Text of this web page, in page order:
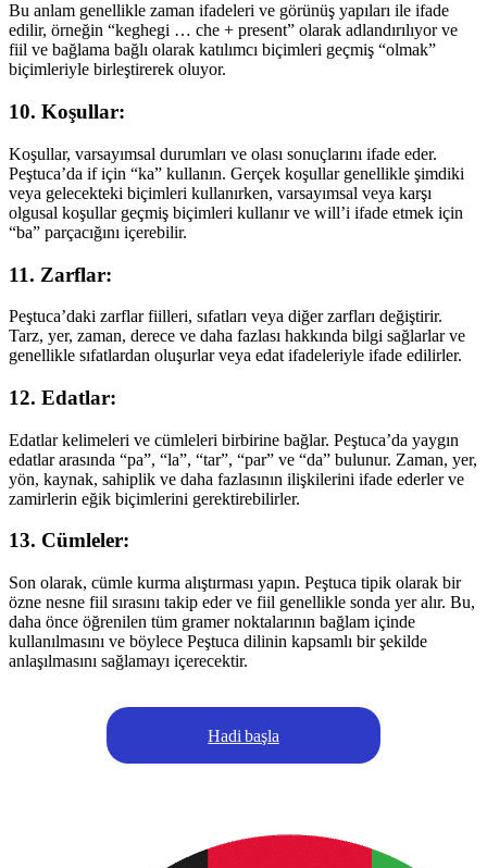
Bu anlam genellikle zaman ifadeleri ve görünüş yapıları ile ifade
edilir, örneğin “keghegi … che + present” olarak adlandırılıyor ve
fiil ve bağlama bağlı olarak katılımcı biçimleri geçmiş “olmak”
biçimleriyle birleştirerek oluyor.
10. Koşullar:
Koşullar, varsayımsal durumları ve olası sonuçlarını ifade eder.
Peştuca’da if için “ka” kullanın. Gerçek koşullar genellikle şimdiki
veya gelecekteki biçimleri kullanırken, varsayımsal veya karşı
olgusal koşullar geçmiş biçimleri kullanır ve will’i ifade etmek için
“ba” parçacığını içerebilir.
11. Zarflar:
Peştuca’daki zarflar fiilleri, sıfatları veya diğer zarfları değiştirir.
Tarz, yer, zaman, derece ve daha fazlası hakkında bilgi sağlarlar ve
genellikle sıfatlardan oluşurlar veya edat ifadeleriyle ifade edilirler.
12. Edatlar:
Edatlar kelimeleri ve cümleleri birbirine bağlar. Peştuca’da yaygın
edatlar arasında “pa”, “la”, “tar”, “par” ve “da” bulunur. Zaman, yer,
yön, kaynak, sahiplik ve daha fazlasının ilişkilerini ifade ederler ve
zamirlerin eğik biçimlerini gerektirebilirler.
13. Cümleler:
Son olarak, cümle kurma alıştırması yapın. Peştuca tipik olarak bir
özne nesne fiil sırasını takip eder ve fiil genellikle sonda yer alır. Bu,
daha önce öğrenilen tüm gramer noktalarının bağlam içinde
kullanılmasını ve böylece Peştuca dilinin kapsamlı bir şekilde
anlaşılmasını sağlamayı içerecektir.
Hadi başla